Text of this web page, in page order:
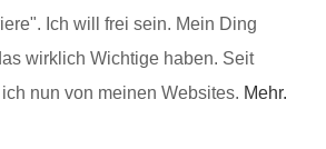
Ich will frei sein. Mein Ding
wirklich Wichtige haben. Seit
nun von meinen Websites. Mehr.